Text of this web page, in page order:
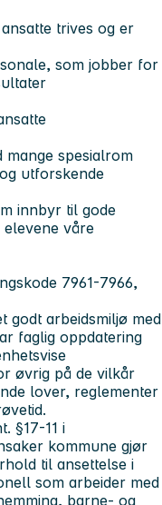
trives og er
som jobber for
spesialrom
utforskende
innbyr til gode
våre
7961-7966,
godt arbeidsmiljø med
faglig oppdatering
øvrig på de vilkår
lover, reglementer
§17-11 i
kommune gjør
til ansettelse i
som arbeider med
barne- og